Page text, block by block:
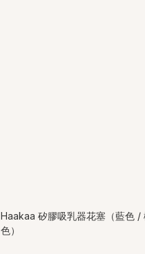
Haakaa 矽膠吸乳器花塞（藍色 /
色）